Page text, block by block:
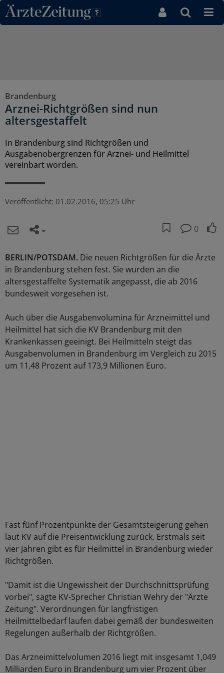
Direkt zum Inhaltsbereich
Brandenburg
Arznei-Richtgrößen sind nun
altersgestaffelt
In Brandenburg sind Richtgrößen und
Ausgabenobergrenzen für Arznei- und Heilmittel
vereinbart worden.
Veröffentlicht: 01.02.2016, 05:25 Uhr
0
BERLIN/POTSDAM. Die neuen Richtgrößen für die Ärzte
in Brandenburg stehen fest. Sie wurden an die
altersgestaffelte Systematik angepasst, die ab 2016
bundesweit vorgesehen ist.
Auch über die Ausgabenvolumina für Arzneimittel und
Heilmittel hat sich die KV Brandenburg mit den
Krankenkassen geeinigt. Bei Heilmitteln steigt das
Ausgabenvolumen in Brandenburg im Vergleich zu 2015
um 11,48 Prozent auf 173,9 Millionen Euro.
Fast fünf Prozentpunkte der Gesamtsteigerung gehen
laut KV auf die Preisentwicklung zurück. Erstmals seit
vier Jahren gibt es für Heilmittel in Brandenburg wieder
Richtgrößen.
"Damit ist die Ungewissheit der Durchschnittsprüfung
vorbei", sagte KV-Sprecher Christian Wehry der "Ärzte
Zeitung". Verordnungen für langfristigen
Heilmittelbedarf laufen dabei gemäß der bundesweiten
Regelungen außerhalb der Richtgrößen.
Das Arzneimittelvolumen 2016 liegt mit insgesamt 1,049
Milliarden Euro in Brandenburg um vier Prozent über